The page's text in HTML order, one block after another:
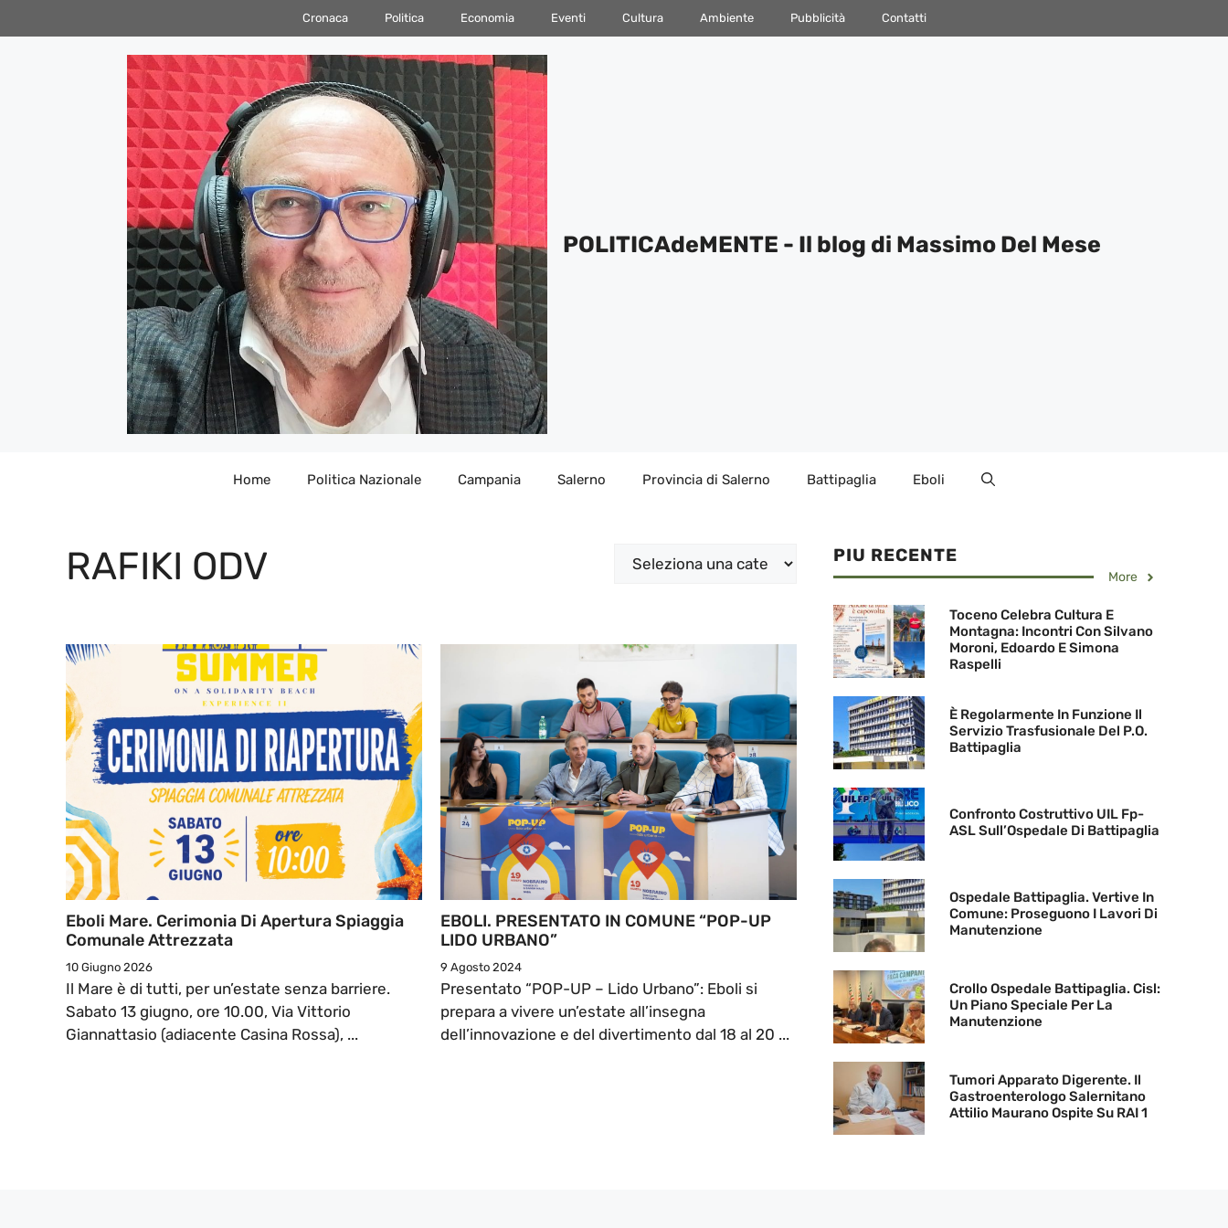
al
Cronaca Politica Economia Eventi Cultura Ambiente Pubblicità Contatti
POLITICAdeMENTE - Il blog di Massimo Del Mese
Home Politica Nazionale Campania Salerno Provincia di Salerno Battipaglia Eboli
RAFIKI ODV Categorie
Eboli Mare. Cerimonia Di Apertura Spiaggia
Comunale Attrezzata
10 Giugno 2026
Il Mare è di tutti, per un’estate senza barriere.
Sabato 13 giugno, ore 10.00, Via Vittorio
Giannattasio (adiacente Casina Rossa), ...
EBOLI. PRESENTATO IN COMUNE “POP-UP
LIDO URBANO”
9 Agosto 2024
Presentato “POP-UP – Lido Urbano”: Eboli si
prepara a vivere un’estate all’insegna
dell’innovazione e del divertimento dal 18 al 20 ...
PIU RECENTE
More
Toceno Celebra Cultura E
Montagna: Incontri Con Silvano
Moroni, Edoardo E Simona
Raspelli
È Regolarmente In Funzione Il
Servizio Trasfusionale Del P.O.
Battipaglia
Confronto Costruttivo UIL Fp-
ASL Sull’Ospedale Di Battipaglia
Ospedale Battipaglia. Vertive In
Comune: Proseguono I Lavori Di
Manutenzione
Crollo Ospedale Battipaglia. Cisl:
Un Piano Speciale Per La
Manutenzione
Tumori Apparato Digerente. Il
Gastroenterologo Salernitano
Attilio Maurano Ospite Su RAI 1